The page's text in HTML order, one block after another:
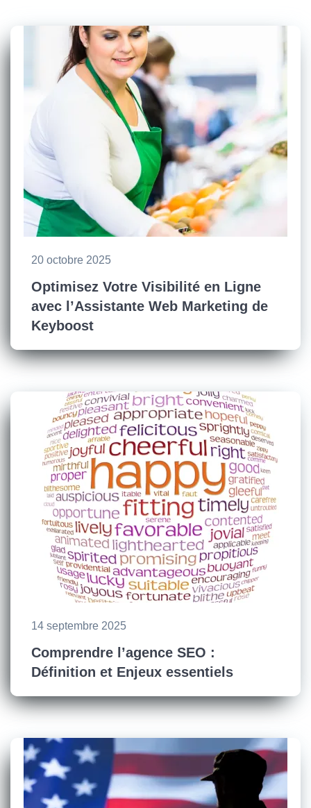
20 octobre 2025
Optimisez Votre Visibilité en Ligne
avec l’Assistante Web Marketing de
Keyboost
14 septembre 2025
Comprendre l’agence SEO :
Définition et Enjeux essentiels